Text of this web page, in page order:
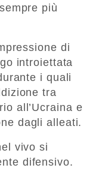
più
di
introiettata
i quali
tra
all’Ucraina e
dagli alleati.
vivo si
difensivo.